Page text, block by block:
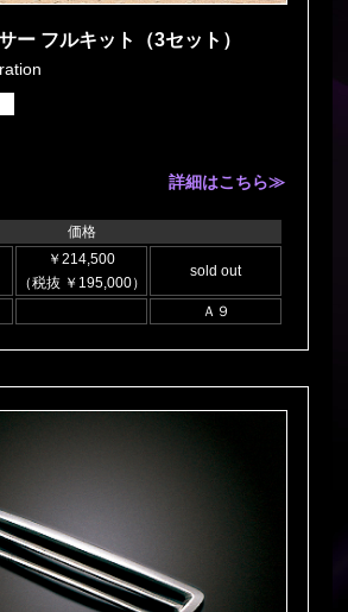
ー フルキット（3セット）
詳細はこちら≫
価格
￥214,500
（税抜 ￥195,000）
sold out
Ａ９